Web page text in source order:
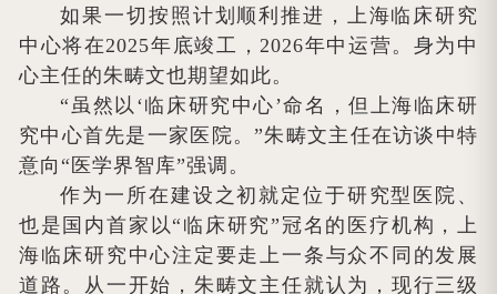
如果一切按照计划顺利推进，上海临床研究
中心将在2025年底竣工，2026年中运营。身为中
心主任的朱畴文也期望如此。
“虽然以‘临床研究中心’命名，但上海临床研
究中心首先是一家医院。”朱畴文主任在访谈中特
意向“医学界智库”强调。
作为一所在建设之初就定位于研究型医院、
也是国内首家以“临床研究”冠名的医疗机构，上
海临床研究中心注定要走上一条与众不同的发展
道路。从一开始，朱畴文主任就认为，现行三级